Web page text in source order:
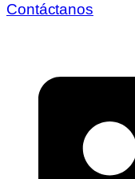
Contáctanos